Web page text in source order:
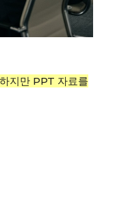
지만 PPT 자료를